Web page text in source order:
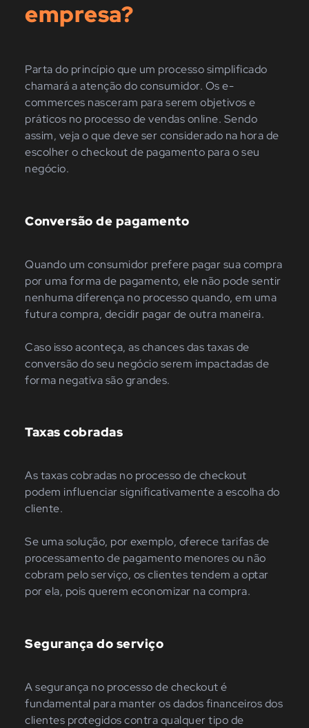
empresa?
Parta do princípio que um processo simplificado
chamará a atenção do consumidor. Os e-
commerces nasceram para serem objetivos e
práticos no processo de vendas online. Sendo
assim, veja o que deve ser considerado na hora de
escolher o checkout de pagamento para o seu
negócio.
Conversão de pagamento
Quando um consumidor prefere pagar sua compra
por uma forma de pagamento, ele não pode sentir
nenhuma diferença no processo quando, em uma
futura compra, decidir pagar de outra maneira.
Caso isso aconteça, as chances das taxas de
conversão do seu negócio serem impactadas de
forma negativa são grandes.
Taxas cobradas
As taxas cobradas no processo de checkout
podem influenciar significativamente a escolha do
cliente.
Se uma solução, por exemplo, oferece tarifas de
processamento de pagamento menores ou não
cobram pelo serviço, os clientes tendem a optar
por ela, pois querem economizar na compra.
Segurança do serviço
A segurança no processo de checkout é
fundamental para manter os dados financeiros dos
clientes protegidos contra qualquer tipo de